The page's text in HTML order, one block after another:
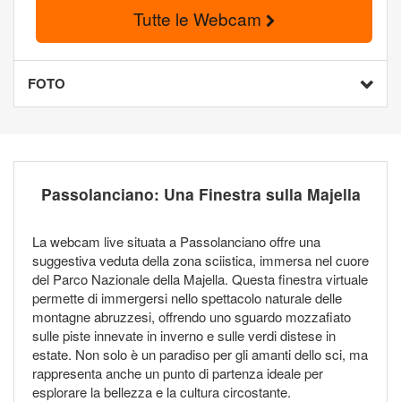
Tutte le Webcam
FOTO
Passolanciano: Una Finestra sulla Majella
La webcam live situata a Passolanciano offre una
suggestiva veduta della zona sciistica, immersa nel cuore
del Parco Nazionale della Majella. Questa finestra virtuale
permette di immergersi nello spettacolo naturale delle
montagne abruzzesi, offrendo uno sguardo mozzafiato
sulle piste innevate in inverno e sulle verdi distese in
estate. Non solo è un paradiso per gli amanti dello sci, ma
rappresenta anche un punto di partenza ideale per
esplorare la bellezza e la cultura circostante.